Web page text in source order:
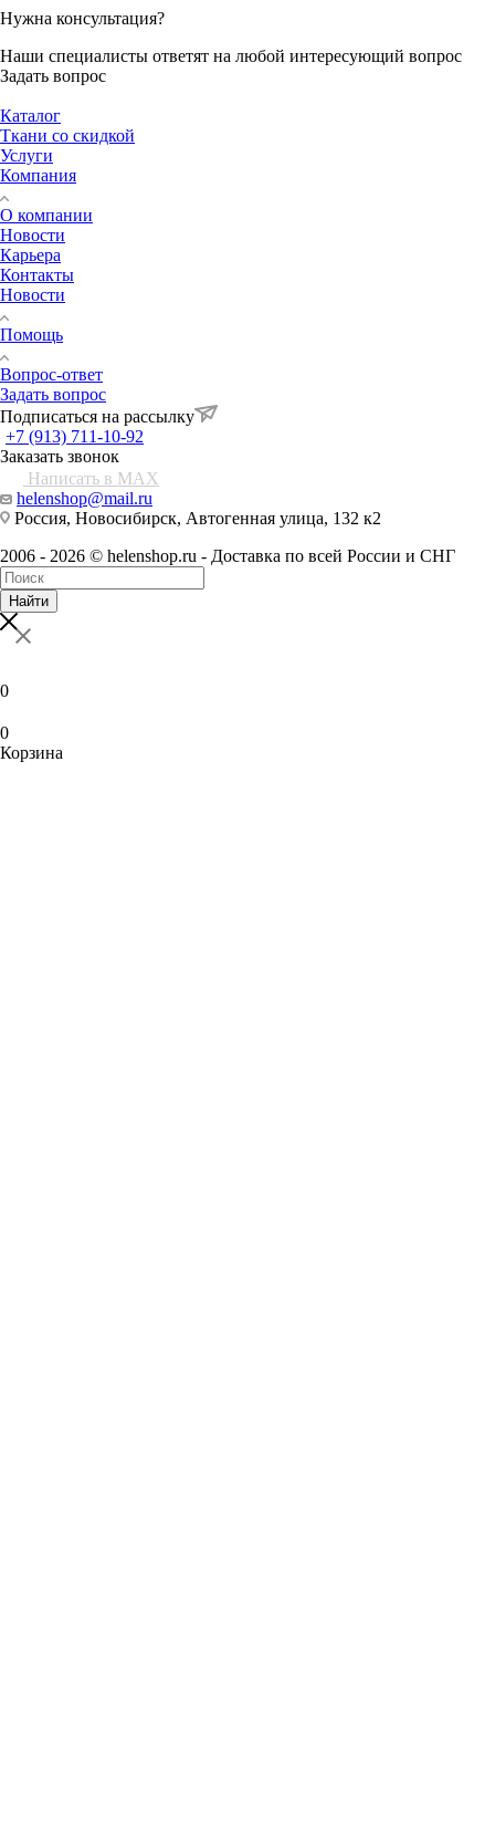
Нужна консультация?
Наши специалисты ответят на любой интересующий вопрос
Задать вопрос
Каталог
Ткани со скидкой
Услуги
Компания
О компании
Новости
Карьера
Контакты
Новости
Помощь
Вопрос-ответ
Задать вопрос
Подписаться на рассылку
+7 (913) 711-10-92
Заказать звонок
Написать в MAX
helenshop@mail.ru
Россия, Новосибирск, Автогенная улица, 132 к2
2006 - 2026 © helenshop.ru - Доставка по всей России и СНГ
Найти
0
0
Корзина